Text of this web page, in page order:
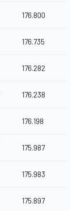
176.800
176.735
176.282
176.238
176.198
175.987
175.983
175.897